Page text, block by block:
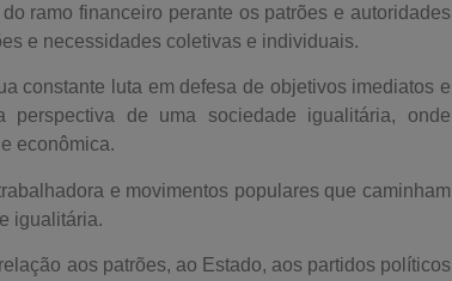
ramo financeiro perante os patrões e autoridades
e necessidades coletivas e individuais.
constante luta em defesa de objetivos imediatos e
perspectiva de uma sociedade igualitária, onde
econômica.
e movimentos populares que caminham
igualitária.
aos patrões, ao Estado, aos partidos políticos